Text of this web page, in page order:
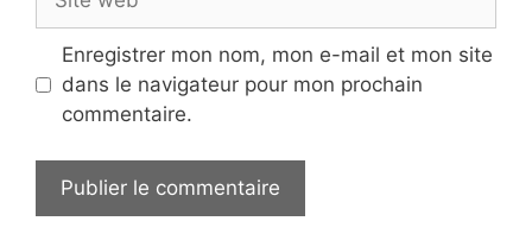
web
Enregistrer mon nom, mon e-mail et mon site
dans le navigateur pour mon prochain
commentaire.